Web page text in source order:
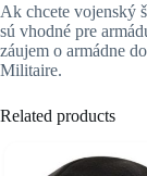
Ak chcete vojenský
sú vhodné pre
záujem o armádne
Militaire.
Related products